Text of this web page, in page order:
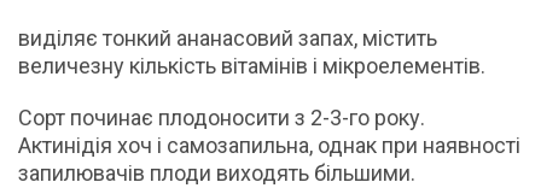
виділяє тонкий ананасовий запах, містить
величезну кількість вітамінів і мікроелементів.
Сорт починає плодоносити з 2-3-го року.
Актинідія хоч і самозапильна, однак при наявності
запилювачів плоди виходять більшими.